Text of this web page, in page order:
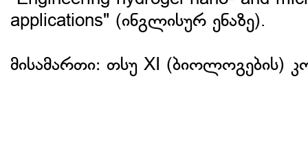
applications" (ინგლისურ ენაზე).
მისამართი: თსუ XI (ბიოლოგების)